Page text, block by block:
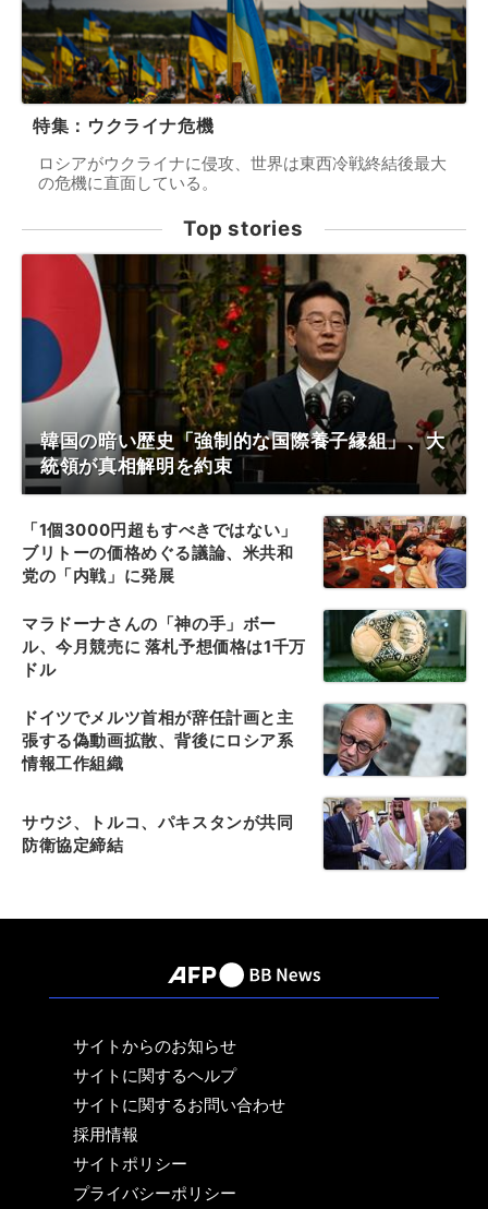
特集：ウクライナ危機
ロシアがウクライナに侵攻、世界は東西冷戦終結後最大
の危機に直面している。
Top stories
韓国の暗い歴史「強制的な国際養子縁組」、大
統領が真相解明を約束
「1個3000円超もすべきではない」
ブリトーの価格めぐる議論、米共和
党の「内戦」に発展
マラドーナさんの「神の手」ボー
ル、今月競売に 落札予想価格は1千万
ドル
ドイツでメルツ首相が辞任計画と主
張する偽動画拡散、背後にロシア系
情報工作組織
サウジ、トルコ、パキスタンが共同
防衛協定締結
サイトからのお知らせ
サイトに関するヘルプ
サイトに関するお問い合わせ
採用情報
サイトポリシー
プライバシーポリシー